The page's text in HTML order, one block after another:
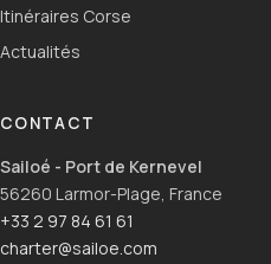
Itinéraires Corse
Actualités
CONTACT
Sailoé - Port de Kernevel
56260 Larmor-Plage, France
+33 2 97 84 61 61
charter@sailoe.com